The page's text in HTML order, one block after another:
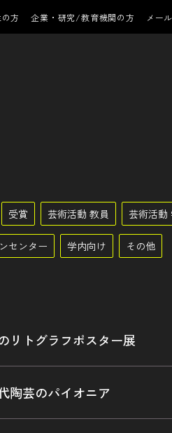
方 企業・研究/教育機関の方 メー
受賞 芸術活動 教員 芸術活動
センター 学内向け その他
リトグラフポスター展
芸のパイオニア